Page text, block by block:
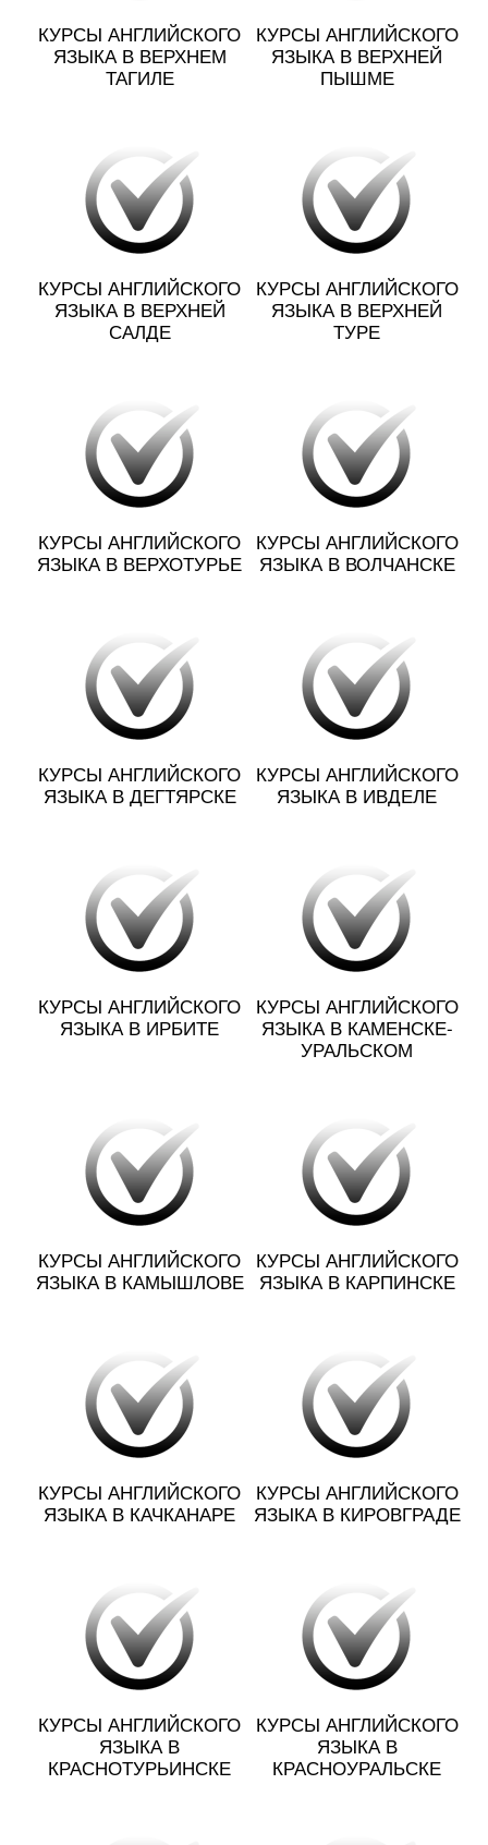
КУРСЫ АНГЛИЙСКОГО
ЯЗЫКА В ВЕРХНЕМ
ТАГИЛЕ
КУРСЫ АНГЛИЙСКОГО
ЯЗЫКА В ВЕРХНЕЙ
ПЫШМЕ
КУРСЫ АНГЛИЙСКОГО
ЯЗЫКА В ВЕРХНЕЙ
САЛДЕ
КУРСЫ АНГЛИЙСКОГО
ЯЗЫКА В ВЕРХНЕЙ
ТУРЕ
КУРСЫ АНГЛИЙСКОГО
ЯЗЫКА В ВЕРХОТУРЬЕ
КУРСЫ АНГЛИЙСКОГО
ЯЗЫКА В ВОЛЧАНСКЕ
КУРСЫ АНГЛИЙСКОГО
ЯЗЫКА В ДЕГТЯРСКЕ
КУРСЫ АНГЛИЙСКОГО
ЯЗЫКА В ИВДЕЛЕ
КУРСЫ АНГЛИЙСКОГО
ЯЗЫКА В ИРБИТЕ
КУРСЫ АНГЛИЙСКОГО
ЯЗЫКА В КАМЕНСКЕ-
УРАЛЬСКОМ
КУРСЫ АНГЛИЙСКОГО
ЯЗЫКА В КАМЫШЛОВЕ
КУРСЫ АНГЛИЙСКОГО
ЯЗЫКА В КАРПИНСКЕ
КУРСЫ АНГЛИЙСКОГО
ЯЗЫКА В КАЧКАНАРЕ
КУРСЫ АНГЛИЙСКОГО
ЯЗЫКА В КИРОВГРАДЕ
КУРСЫ АНГЛИЙСКОГО
ЯЗЫКА В
КРАСНОТУРЬИНСКЕ
КУРСЫ АНГЛИЙСКОГО
ЯЗЫКА В
КРАСНОУРАЛЬСКЕ